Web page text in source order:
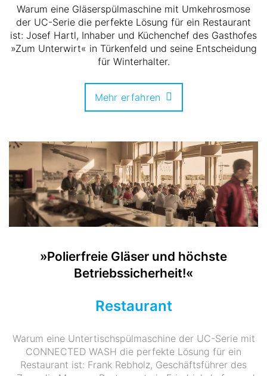
Warum eine Gläserspülmaschine mit Umkehrosmose
der UC-Serie die perfekte Lösung für ein Restaurant
ist: Josef Hartl, Inhaber und Küchenchef des Gasthofes
»Zum Unterwirt« in Türkenfeld und seine Entscheidung
für Winterhalter.
Mehr erfahren
Restaurant
»Polierfreie Gläser und höchste
Betriebssicherheit!«
Warum eine Untertischspülmaschine der UC-Serie mit
CONNECTED WASH die perfekte Lösung für ein
Restaurant ist: Frank Rebholz, Geschäftsführer des